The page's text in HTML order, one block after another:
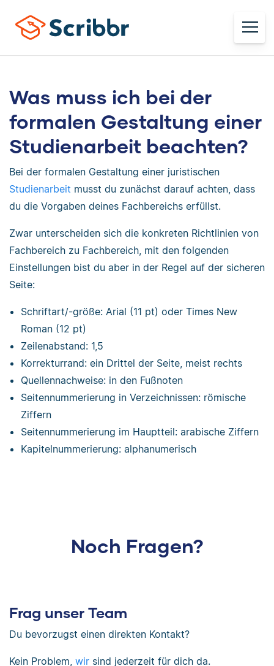
Was muss ich bei der
formalen Gestaltung einer
Studienarbeit beachten?
Bei der formalen Gestaltung einer juristischen
Studienarbeit musst du zunächst darauf achten, dass
du die Vorgaben deines Fachbereichs erfüllst.
Zwar unterscheiden sich die konkreten Richtlinien von
Fachbereich zu Fachbereich, mit den folgenden
Einstellungen bist du aber in der Regel auf der sicheren
Seite:
Schriftart/-größe: Arial (11 pt) oder Times New
Roman (12 pt)
Zeilenabstand: 1,5
Korrekturrand: ein Drittel der Seite, meist rechts
Quellennachweise: in den Fußnoten
Seitennummerierung in Verzeichnissen: römische
Ziffern
Seitennummerierung im Hauptteil: arabische Ziffern
Kapitelnummerierung: alphanumerisch
Noch Fragen?
Frag unser Team
Du bevorzugst einen direkten Kontakt?
Kein Problem, wir sind jederzeit für dich da.